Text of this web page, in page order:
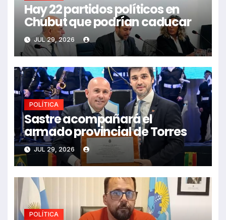
Hay 22 partidos políticos en
Chubut que podrían caducar
JUL 29, 2026
POLÍTICA
Sastre acompañará el
armado provincial de Torres
JUL 29, 2026
POLÍTICA